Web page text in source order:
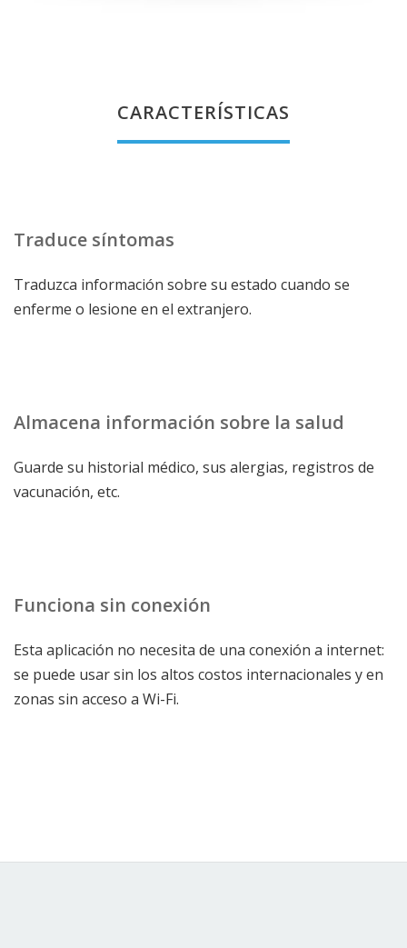
CARACTERÍSTICAS
Traduce síntomas
Traduzca información sobre su estado cuando se
enferme o lesione en el extranjero.
Almacena información sobre la salud
Guarde su historial médico, sus alergias, registros de
vacunación, etc.
Funciona sin conexión
Esta aplicación no necesita de una conexión a internet:
se puede usar sin los altos costos internacionales y en
zonas sin acceso a Wi-Fi.